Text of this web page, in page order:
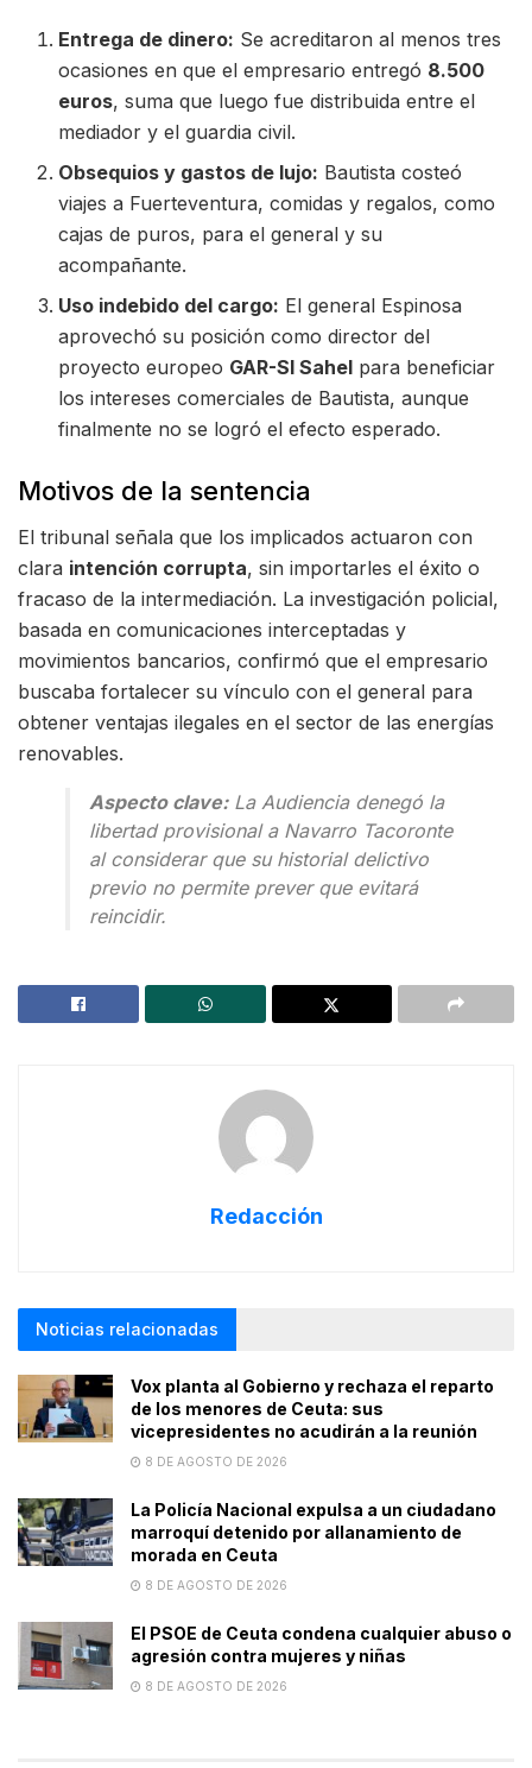
Entrega de dinero: Se acreditaron al menos tres
ocasiones en que el empresario entregó 8.500
euros, suma que luego fue distribuida entre el
mediador y el guardia civil.
Obsequios y gastos de lujo: Bautista costeó
viajes a Fuerteventura, comidas y regalos, como
cajas de puros, para el general y su
acompañante.
Uso indebido del cargo: El general Espinosa
aprovechó su posición como director del
proyecto europeo GAR-SI Sahel para beneficiar
los intereses comerciales de Bautista, aunque
finalmente no se logró el efecto esperado.
Motivos de la sentencia
El tribunal señala que los implicados actuaron con
clara intención corrupta, sin importarles el éxito o
fracaso de la intermediación. La investigación policial,
basada en comunicaciones interceptadas y
movimientos bancarios, confirmó que el empresario
buscaba fortalecer su vínculo con el general para
obtener ventajas ilegales en el sector de las energías
renovables.
Aspecto clave:La Audiencia denegó la
libertad provisional a Navarro Tacoronte
al considerar que su historial delictivo
previo no permite prever que evitará
reincidir.
Redacción
Noticias relacionadas
Vox planta al Gobierno y rechaza el reparto
de los menores de Ceuta: sus
vicepresidentes no acudirán a la reunión
8 DE AGOSTO DE 2026
La Policía Nacional expulsa a un ciudadano
marroquí detenido por allanamiento de
morada en Ceuta
8 DE AGOSTO DE 2026
El PSOE de Ceuta condena cualquier abuso o
agresión contra mujeres y niñas
8 DE AGOSTO DE 2026